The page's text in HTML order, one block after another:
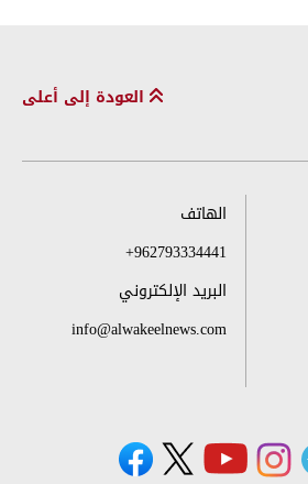
العودة إلى أعلى
الهاتف
+962793334441
البريد الإلكتروني
info@alwakeelnews.com